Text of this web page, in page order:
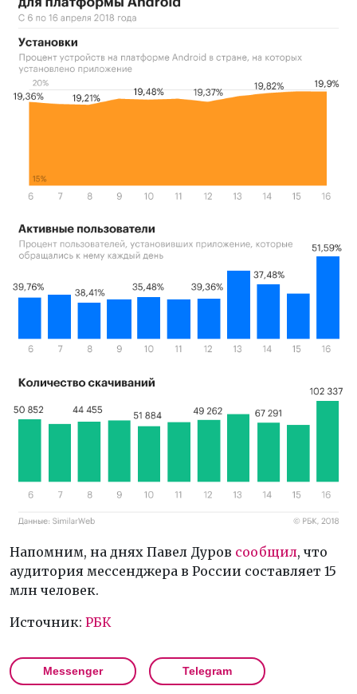
Напомним, на днях Павел Дуров сообщил, что
аудитория мессенджера в России составляет 15
млн человек.
Источник: РБК
Messenger Telegram